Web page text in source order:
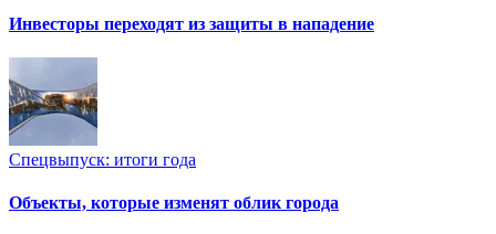
Инвесторы переходят из защиты в нападение
Спецвыпуск: итоги года
Объекты, которые изменят облик города